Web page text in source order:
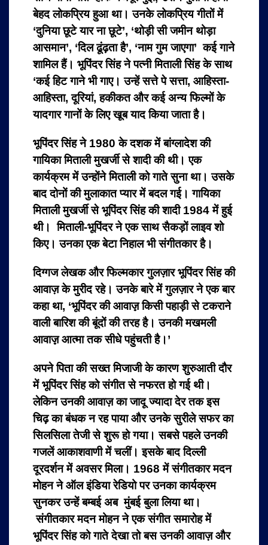
बेहद लोकप्रिय हुआ था। उनके लोकप्रिय गीतों में
‘दुनिया छूटे यार ना छूटे’, ‘थोड़ी सी जमीन थोड़ा
आसमान’, ‘दिल ढूंढ़ता है’, ‘नाम गुम जाएगा’ कई गाने
शामिल हैं। भूपिंदर सिंह ने पत्नी मिताली सिंह के साथ
‘कई हिट गाने भी गाए। उन्हें सत्ते पे सत्ता, आहिस्ता-
आहिस्ता, दूरियां, हकीकत और कई अन्य फिल्मों के
यादगार गानों के लिए खूब याद किया जाता है।
भूपिंदर सिंह ने 1980 के दशक में बांग्लादेश की
गायिका मिताली मुखर्जी से शादी की थी। एक
कार्यक्रम में उन्होंने मिताली को गाते सुना था। उसके
बाद दोनों की मुलाकात प्यार में बदल गई। गायिका
मिताली मुखर्जी से भूपिंदर सिंह की शादी 1984 में हुई
थी। मिताली-भूपिंदर ने एक साथ सैकड़ों लाइव शो
किए। उनका एक बेटा निहाल भी संगीतकार है।
दिग्गज लेखक और फिल्मकार गुलज़ार भूपिंदर सिंह की
आवाज़ के मुरीद रहे। उनके बारे में गुलज़ार ने एक बार
कहा था, ‘भूपिंदर की आवाज़़ किसी पहाड़ी से टकराने
वाली बारिश की बूंदों की तरह है। उनकी मखमली
आवाज़़ आत्मा तक सीधे पहुंचती है।’
अपने पिता की सख्त मिजाजी के कारण शुरुआती दौर
में भूपिंदर सिंह को संगीत से नफरत हो गई थी।
लेकिन उनकी आवाज़ का जादू ज्यादा देर तक इस
चिढ़ का बंधक न रह पाया और उनके सुरीले सफर का
सिलसिला तेजी से शुरू हो गया। सबसे पहले उनकी
गजलें आकाशवाणी में चलीं। इसके बाद दिल्ली
दूरदर्शन में अवसर मिला। 1968 में संगीतकार मदन
मोहन ने ऑल इंडिया रेडियो पर उनका कार्यक्रम
सुनकर उन्हें बम्बई अब मुंबई बुला लिया था।
संगीतकार मदन मोहन ने एक संगीत समारोह में
भूपिंदर सिंह को गाते देखा तो बस उनकी आवाज़ और